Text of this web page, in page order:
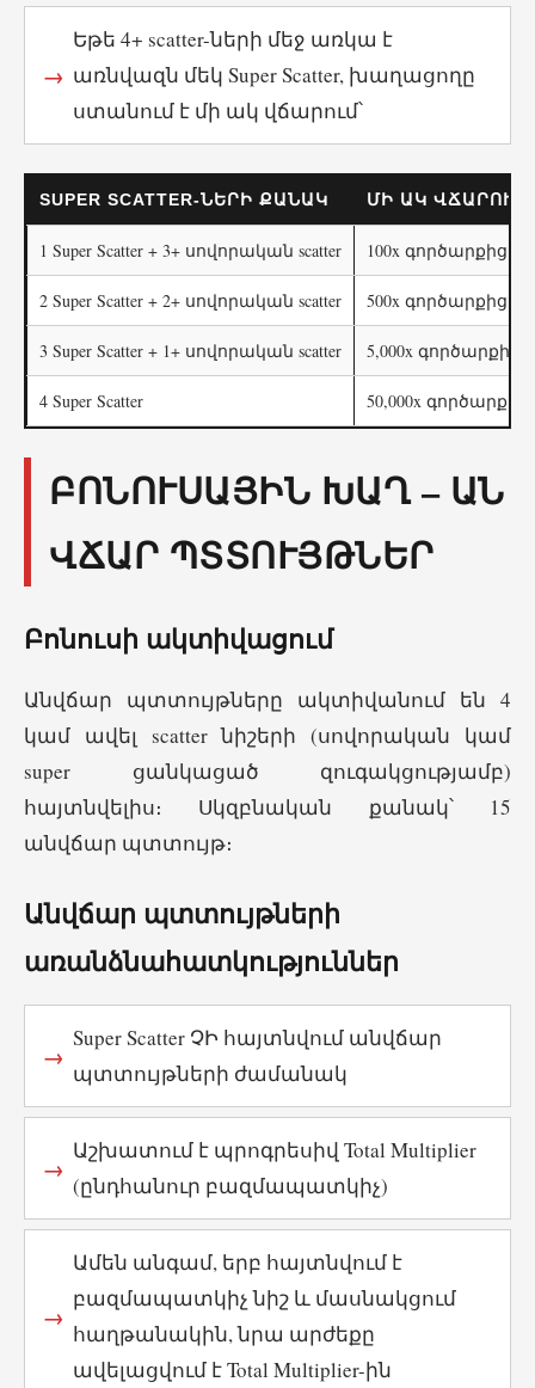
Եթե 4+ scatter-ների մեջ առկա է
առնվազն մեկ Super Scatter, խաղացողը
ստանում է մի ակ վճարում՝
SUPER SCATTER-ՆԵՐԻ ՔԱՆԱԿ ՄԻ ԱԿ ՎՃԱՐՈՒՄ
1 Super Scatter + 3+ սովորական scatter 100x գործարքից
2 Super Scatter + 2+ սովորական scatter 500x գործարքից
3 Super Scatter + 1+ սովորական scatter 5,000x գործարքից
4 Super Scatter 50,000x գործարքից
ԲՈՆՈՒՍԱՅԻՆ ԽԱՂ – ԱՆ
ՎՃԱՐ ՊՏՏՈՒՅԹՆԵՐ
Բոնուսի ակտիվացում
Անվճար պտտույթները ակտիվանում են 4
կամ ավել scatter նիշերի (սովորական կամ
super ցանկացած զուգակցությամբ)
հայտնվելիս։ Սկզբնական քանակ՝ 15
անվճար պտտույթ։
Անվճար պտտույթների
առանձնահատկություններ
Super Scatter ՉԻ հայտնվում անվճար
պտտույթների ժամանակ
Աշխատում է պրոգրեսիվ Total Multiplier
(ընդհանուր բազմապատկիչ)
Ամեն անգամ, երբ հայտնվում է
բազմապատկիչ նիշ և մասնակցում
հաղթանակին, նրա արժեքը
ավելացվում է Total Multiplier-ին